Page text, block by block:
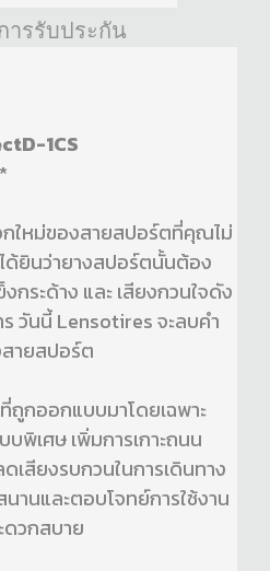
ารรับประกัน
1CS
ใหม่ของสายสปอร์ตที่คุณไม่
ด้ยินว่ายางสปอร์ตนั้นต้อง
กระด้าง และ เสียงกวนใจดัง
ร วันนี้ Lensotires จะลบคำ
ายสปอร์ต
ถูกออกแบบมาโดยเฉพาะ
พิเศษ เพิ่มการเกาะถนน
เสียงรบกวนในการเดินทาง
านและตอบโจทย์การใช้งาน
ดวกสบาย